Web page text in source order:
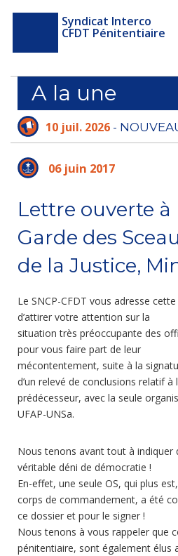
Syndicat Interco
CFDT Pénitentiaire
A la une
10 juil. 2026 -
L'ADMINISTRATION
LE TEMPS D'ATTENDRE
06 juin 2017
Lettre ouverte à
Garde des
de la Justice,
Le SNCP-CFDT vous adresse
d’attirer votre attention sur la
situation très préoccupante des
pour vous faire part de leur
mécontentement, suite à la
d’un relevé de conclusions relatif
prédécesseur, avec la seule
UFAP-UNSa.
Nous tenons avant tout à indiquer
véritable déni de démocratie !
En-effet, une seule OS, qui plus
corps de commandement, a été
ce dossier et pour le signer !
Nous tenons à vous rappeler que
pénitentiaire, sont également élus